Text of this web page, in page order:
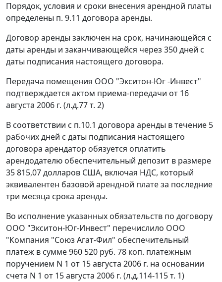
Порядок, условия и сроки внесения арендной платы
определены п. 9.11 договора аренды.
Договор аренды заключен на срок, начинающейся с
даты аренды и заканчивающейся через 350 дней с
даты подписания настоящего договора.
Передача помещения ООО "Экситон-Юг -Инвест"
подтверждается актом приема-передачи от 16
августа 2006 г. (л.д.77 т. 2)
В соответствии с п.10.1 договора аренды в течение 5
рабочих дней с даты подписания настоящего
договора арендатор обязуется оплатить
арендодателю обеспечительный депозит в размере
35 815,07 долларов США, включая НДС, который
эквивалентен базовой арендной плате за последние
три месяца срока аренды.
Во исполнение указанных обязательств по договору
ООО "Экситон-Юг-Инвест" перечислило ООО
"Компания "Союз Агат-Фил" обеспечительный
платеж в сумме 960 520 руб. 78 коп. платежным
поручением N 1 от 15 августа 2006 г. на основании
счета N 1 от 15 августа 2006 г. (л.д.114-115 т. 1)